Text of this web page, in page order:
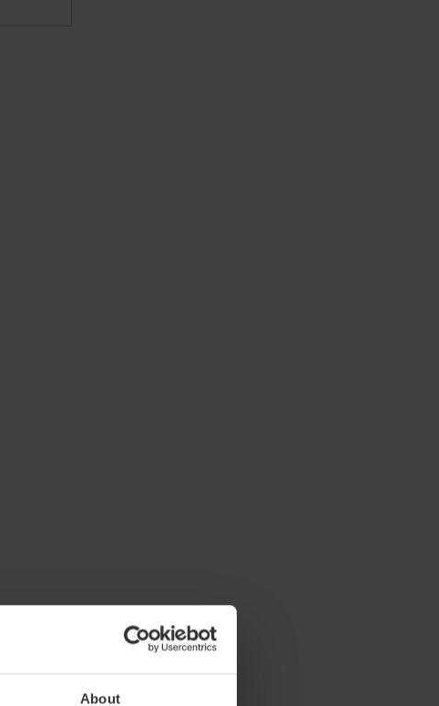
About